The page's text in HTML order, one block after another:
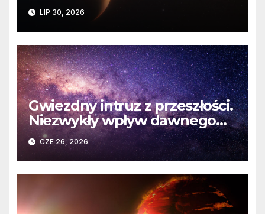
planety krążącej wokół
martwej gwiazdy
LIP 30, 2026
Gwiezdny intruz z przeszłości.
Niezwykły wpływ dawnego
spotkania na komety Układu
Słonecznego
CZE 26, 2026